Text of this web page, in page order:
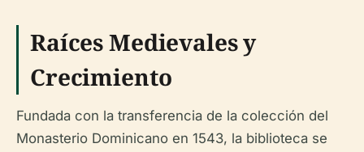
Raíces Medievales y
Crecimiento
Fundada con la transferencia de la colección del
Monasterio Dominicano en 1543, la biblioteca se